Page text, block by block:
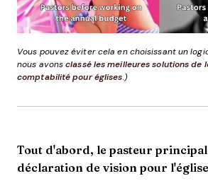
Vous pouvez éviter cela en choisissant un
nous avonsclassé les meilleures solutions de
comptabilité pour églises .)
Tout d'abord, le pasteur
déclaration de vision pour